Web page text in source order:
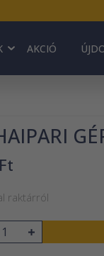
AKCIÓ
raktárról